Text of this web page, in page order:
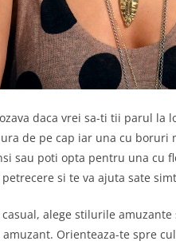
daca vrei sa-ti tii parul
de pe cap iar una cu
sau poti opta pentru una cu
si te va ajuta sate
alege stilurile
Orienteaza-te spre